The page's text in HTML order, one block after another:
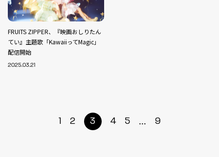
FRUITS ZIPPER、『映画おしりたん
てい』主題歌「KawaiiってMagic」
配信開始
2025.03.21
1 2 3 4 5 ... 9